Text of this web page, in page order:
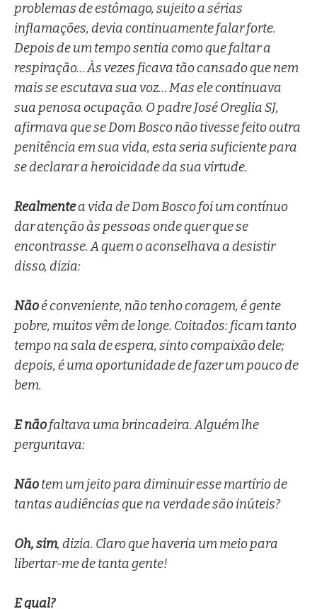
problemas de estômago, sujeito a sérias
inflamações, devia continuamente falar forte.
Depois de um tempo sentia como que faltar a
respiração… Às vezes ficava tão cansado que nem
mais se escutava sua voz… Mas ele continuava
sua penosa ocupação. O padre José Oreglia SJ,
afirmava que se Dom Bosco não tivesse feito outra
penitência em sua vida, esta seria suficiente para
se declarar a heroicidade da sua virtude.
Realmentea vida de Dom Bosco foi um contínuo
dar atenção às pessoas onde quer que se
encontrasse. A quem o aconselhava a desistir
disso, dizia:
Nãoé conveniente, não tenho coragem, é gente
pobre, muitos vêm de longe. Coitados: ficam tanto
tempo na sala de espera, sinto compaixão dele;
depois, é uma oportunidade de fazer um pouco de
bem.
E nãofaltava uma brincadeira. Alguém lhe
perguntava:
Nãotem um jeito para diminuir esse martírio de
tantas audiências que na verdade são inúteis?
Oh, sim, dizia. Claro que haveria um meio para
libertar-me de tanta gente!
E qual?